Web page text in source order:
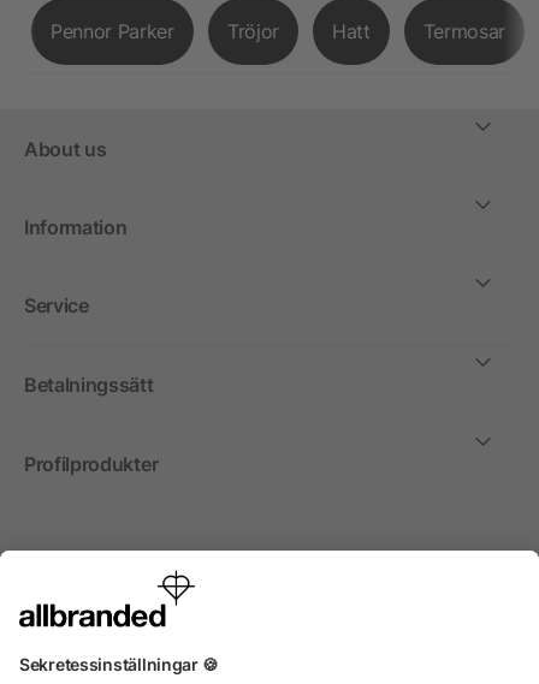
Pennor Parker Tröjor Hatt Termosar
About us
Information
Service
Betalningssätt
Profilprodukter
Internationellt